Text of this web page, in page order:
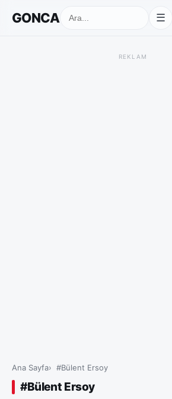
GONCA ☰
REKLAM
Ana Sayfa #Bülent Ersoy
#Bülent Ersoy